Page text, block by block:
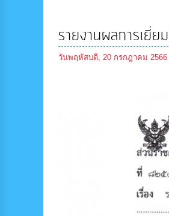
รายงานผลการเยี่ย
วันพฤหัสบดี, 20 กรกฎาคม 2566